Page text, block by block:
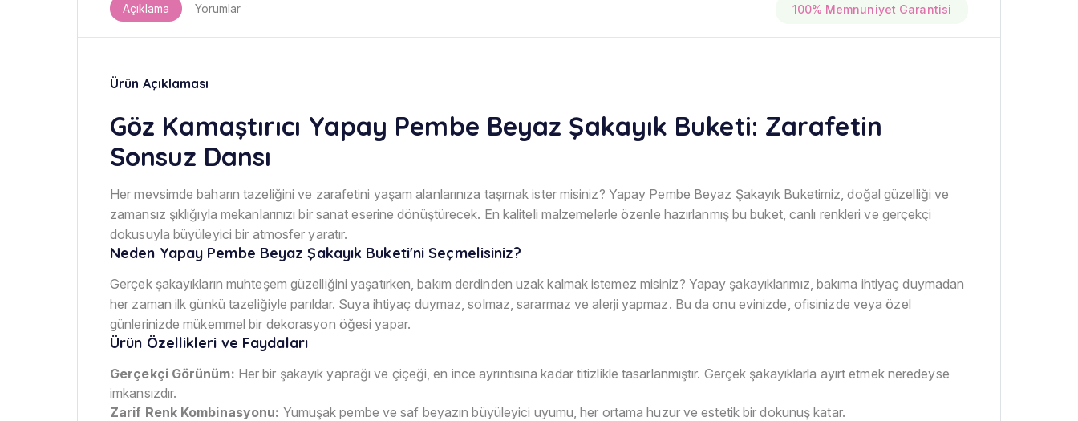
Açıklama Yorumlar 100% Memnuniyet Garantisi
Ürün Açıklaması
Göz Kamaştırıcı Yapay Pembe Beyaz Şakayık Buketi: Zarafetin
Sonsuz Dansı
Her mevsimde baharın tazeliğini ve zarafetini yaşam alanlarınıza taşımak ister misiniz? Yapay Pembe Beyaz Şakayık Buketimiz, doğal güzelliği ve
zamansız şıklığıyla mekanlarınızı bir sanat eserine dönüştürecek. En kaliteli malzemelerle özenle hazırlanmış bu buket, canlı renkleri ve gerçekçi
dokusuyla büyüleyici bir atmosfer yaratır.
Neden Yapay Pembe Beyaz Şakayık Buketi'ni Seçmelisiniz?
Gerçek şakayıkların muhteşem güzelliğini yaşatırken, bakım derdinden uzak kalmak istemez misiniz? Yapay şakayıklarımız, bakıma ihtiyaç duymadan
her zaman ilk günkü tazeliğiyle parıldar. Suya ihtiyaç duymaz, solmaz, sararmaz ve alerji yapmaz. Bu da onu evinizde, ofisinizde veya özel
günlerinizde mükemmel bir dekorasyon öğesi yapar.
Ürün Özellikleri ve Faydaları
Gerçekçi Görünüm: Her bir şakayık yaprağı ve çiçeği, en ince ayrıntısına kadar titizlikle tasarlanmıştır. Gerçek şakayıklarla ayırt etmek neredeyse
imkansızdır.
Zarif Renk Kombinasyonu: Yumuşak pembe ve saf beyazın büyüleyici uyumu, her ortama huzur ve estetik bir dokunuş katar.